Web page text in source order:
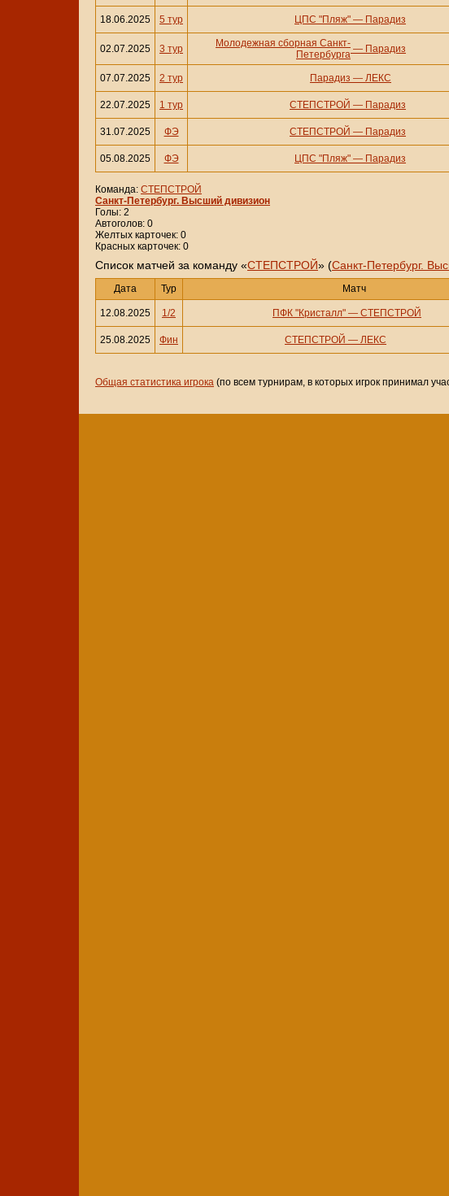
18.06.2025 5 тур ЦПС "Пляж" — Парадиз
02.07.2025 3 тур
Молодежная сборная Санкт-
Петербурга — Парадиз
07.07.2025 2 тур Парадиз — ЛЕКС
22.07.2025 1 тур СТЕПСТРОЙ — Парадиз
31.07.2025 ФЭ СТЕПСТРОЙ — Парадиз
05.08.2025 ФЭ ЦПС "Пляж" — Парадиз
Команда: СТЕПСТРОЙ
Санкт-Петербург. Высший дивизион
Голы: 2
Автоголов: 0
Желтых карточек: 0
Красных карточек: 0
Cписок матчей за команду «СТЕПСТРОЙ» (Санкт-Петербург.
Дата Тур Матч
12.08.2025 1/2 ПФК "Кристалл" — СТЕПСТРОЙ
25.08.2025 Фин СТЕПСТРОЙ — ЛЕКС
Общая статистика игрока (по всем турнирам, в которых игрок принимал